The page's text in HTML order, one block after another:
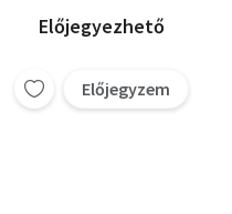
Előjegyezhető
Előjegyzem